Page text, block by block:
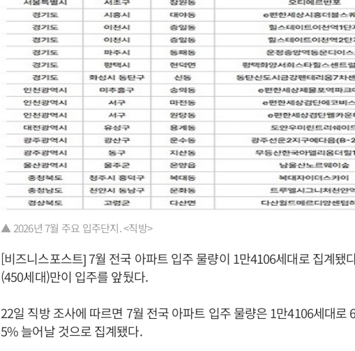
▲ 2026년 7월 주요 입주단지. <직방>
[비즈니스포스트] 7월 전국 아파트 입주 물량이 1만4106세대로 집계됐
(450세대)만이 입주를 앞뒀다.
22일 직방 조사에 따르면 7월 전국 아파트 입주 물량은 1만4106세대로
5% 늘어날 것으로 집계됐다.